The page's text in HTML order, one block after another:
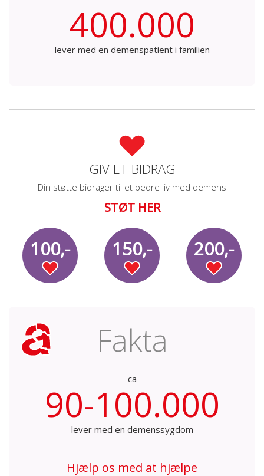
400.000
lever med en demenspatient i familien
GIV ET BIDRAG
Din støtte bidrager til et bedre liv med demens
STØT HER
100,- 150,- 200,-
Fakta
ca
90-100.000
lever med en demenssygdom
Hjælp os med at hjælpe